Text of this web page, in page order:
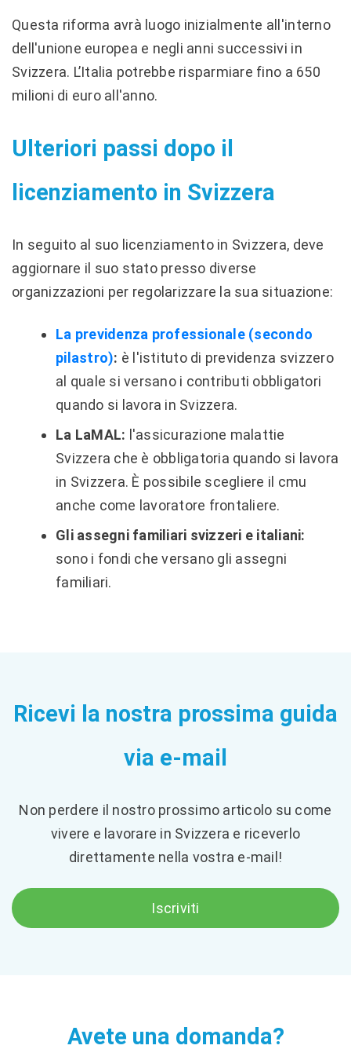
Questa riforma avrà luogo inizialmente all'interno
dell'unione europea e negli anni successivi in
Svizzera. L’Italia potrebbe risparmiare fino a 650
milioni di euro all'anno.
Ulteriori passi dopo il
licenziamento in Svizzera
In seguito al suo licenziamento in Svizzera, deve
aggiornare il suo stato presso diverse
organizzazioni per regolarizzare la sua situazione:
La previdenza professionale (secondo
pilastro): è l'istituto di previdenza svizzero
al quale si versano i contributi obbligatori
quando si lavora in Svizzera.
La LaMAL: l'assicurazione malattie
Svizzera che è obbligatoria quando si lavora
in Svizzera. È possibile scegliere il cmu
anche come lavoratore frontaliere.
Gli assegni familiari svizzeri e italiani:
sono i fondi che versano gli assegni
familiari.
Ricevi la nostra prossima guida
via e-mail
Non perdere il nostro prossimo articolo su come
vivere e lavorare in Svizzera e riceverlo
direttamente nella vostra e-mail!
Iscriviti
Avete una domanda?